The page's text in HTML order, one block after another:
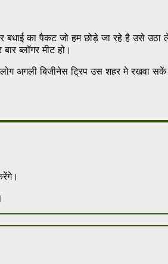
का पैकट जो हम छोड़े जा रहे है उसे उठा
ब्लॉगर मीट हो।
लोग अगली बिजीनेस ट्रिप उस शहर मे रखवा